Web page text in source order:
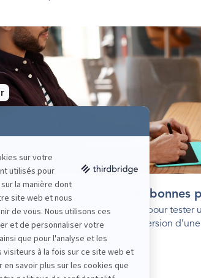
avantages, limites et bonnes
une excellente porte d’entrée pour tester
rapidement une première version